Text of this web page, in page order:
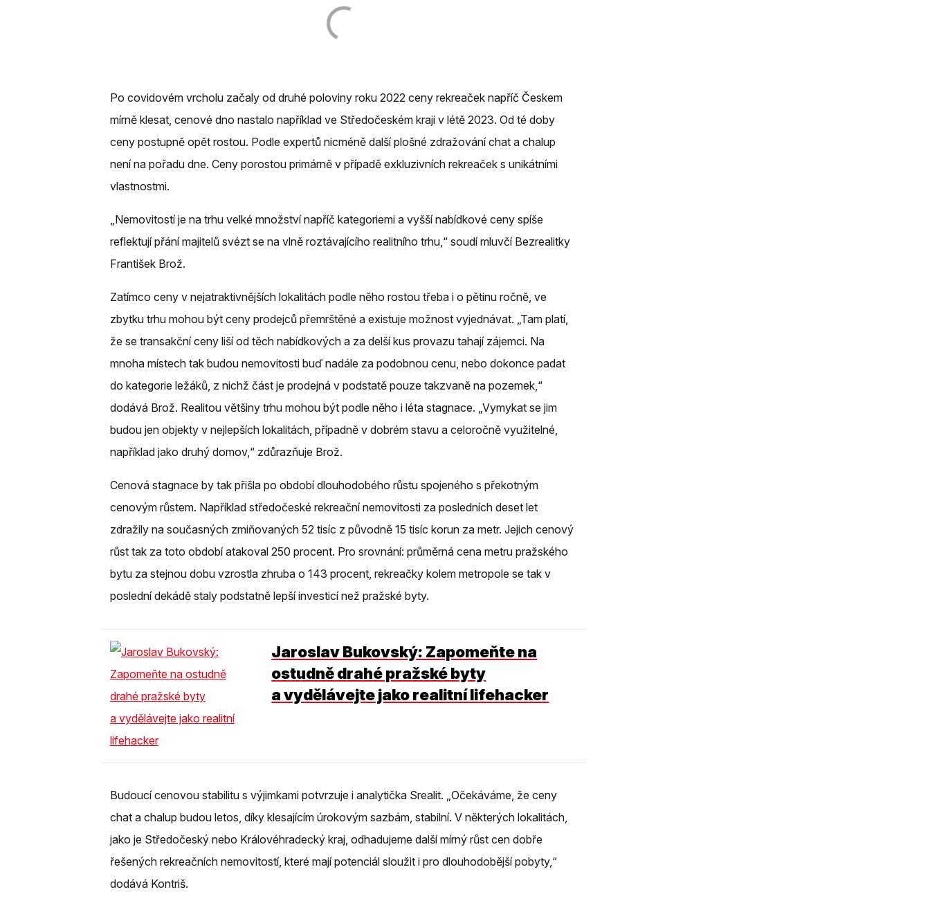
Po covidovém vrcholu začaly od druhé poloviny roku 2022 ceny rekreaček napříč Českem
mírně klesat, cenové dno nastalo například ve Středočeském kraji v létě 2023. Od té doby
ceny postupně opět rostou. Podle expertů nicméně další plošné zdražování chat a chalup
není na pořadu dne. Ceny porostou primárně v případě exkluzivních rekreaček s unikátními
vlastnostmi.
„Nemovitostí je na trhu velké množství napříč kategoriemi a vyšší nabídkové ceny spíše
reflektují přání majitelů svézt se na vlně roztávajícího realitního trhu,“ soudí mluvčí Bezrealitky
František Brož.
Zatímco ceny v nejatraktivnějších lokalitách podle něho rostou třeba i o pětinu ročně, ve
zbytku trhu mohou být ceny prodejců přemrštěné a existuje možnost vyjednávat. „Tam platí,
že se transakční ceny liší od těch nabídkových a za delší kus provazu tahají zájemci. Na
mnoha místech tak budou nemovitosti buď nadále za podobnou cenu, nebo dokonce padat
do kategorie ležáků, z nichž část je prodejná v podstatě pouze takzvaně na pozemek,“
dodává Brož. Realitou většiny trhu mohou být podle něho i léta stagnace. „Vymykat se jim
budou jen objekty v nejlepších lokalitách, případně v dobrém stavu a celoročně využitelné,
například jako druhý domov,“ zdůrazňuje Brož.
Cenová stagnace by tak přišla po období dlouhodobého růstu spojeného s překotným
cenovým růstem. Například středočeské rekreační nemovitosti za posledních deset let
zdražily na současných zmiňovaných 52 tisíc z původně 15 tisíc korun za metr. Jejich cenový
růst tak za toto období atakoval 250 procent. Pro srovnání: průměrná cena metru pražského
bytu za stejnou dobu vzrostla zhruba o 143 procent, rekreačky kolem metropole se tak v
poslední dekádě staly podstatně lepší investicí než pražské byty.
Jaroslav Bukovský: Zapomeňte na
ostudně drahé pražské byty
a vydělávejte jako realitní lifehacker
Budoucí cenovou stabilitu s výjimkami potvrzuje i analytička Srealit. „Očekáváme, že ceny
chat a chalup budou letos, díky klesajícím úrokovým sazbám, stabilní. V některých lokalitách,
jako je Středočeský nebo Královéhradecký kraj, odhadujeme další mírný růst cen dobře
řešených rekreačních nemovitostí, které mají potenciál sloužit i pro dlouhodobější pobyty,“
dodává Kontriš.